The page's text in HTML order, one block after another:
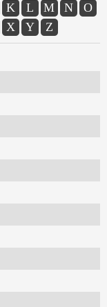
K L M N
O
X Y Z